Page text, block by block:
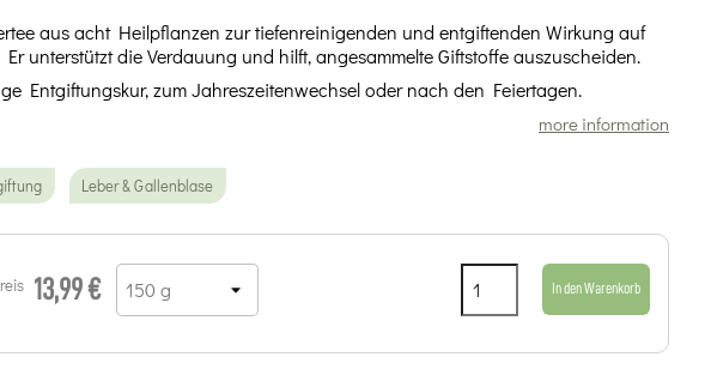
aus acht Heilpflanzen zur tiefenreinigenden und entgiftenden Wirkung auf
unterstützt die Verdauung und hilft, angesammelte Giftstoffe auszuscheiden.
Entgiftungskur, zum Jahreszeitenwechsel oder nach den Feiertagen.
more information
Leber & Gallenblase
13,99 € In den Warenkorb